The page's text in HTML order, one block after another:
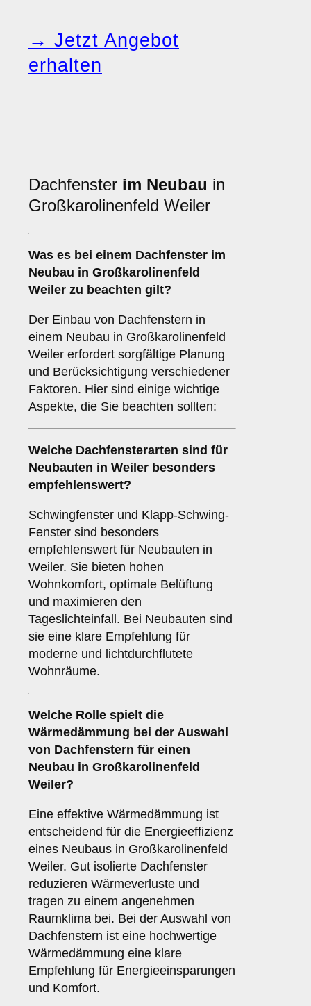
→ Jetzt Angebot
erhalten
Dachfenster im Neubau in
Großkarolinenfeld Weiler
Was es bei einem Dachfenster im
Neubau in Großkarolinenfeld
Weiler zu beachten gilt?
Der Einbau von Dachfenstern in
einem Neubau in Großkarolinenfeld
Weiler erfordert sorgfältige Planung
und Berücksichtigung verschiedener
Faktoren. Hier sind einige wichtige
Aspekte, die Sie beachten sollten:
Welche Dachfensterarten sind für
Neubauten in Weiler besonders
empfehlenswert?
Schwingfenster und Klapp-Schwing-
Fenster sind besonders
empfehlenswert für Neubauten in
Weiler. Sie bieten hohen
Wohnkomfort, optimale Belüftung
und maximieren den
Tageslichteinfall. Bei Neubauten sind
sie eine klare Empfehlung für
moderne und lichtdurchflutete
Wohnräume.
Welche Rolle spielt die
Wärmedämmung bei der Auswahl
von Dachfenstern für einen
Neubau in Großkarolinenfeld
Weiler?
Eine effektive Wärmedämmung ist
entscheidend für die Energieeffizienz
eines Neubaus in Großkarolinenfeld
Weiler. Gut isolierte Dachfenster
reduzieren Wärmeverluste und
tragen zu einem angenehmen
Raumklima bei. Bei der Auswahl von
Dachfenstern ist eine hochwertige
Wärmedämmung eine klare
Empfehlung für Energieeinsparungen
und Komfort.